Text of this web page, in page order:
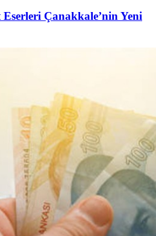
Eserleri Çanakkale’nin Yeni